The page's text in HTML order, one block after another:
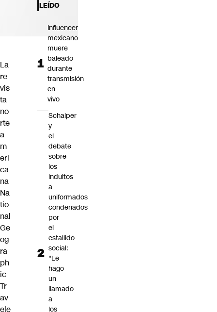
La
re
vis
ta
no
rte
a
m
eri
ca
na
Na
tio
nal
Ge
og
ra
ph
ic
Tr
av
ele
LEÍDO
Influencer
mexicano
muere
baleado
durante
transmisión
en
vivo
Schalper
y
el
debate
sobre
los
indultos
a
uniformados
condenados
por
el
estallido
social:
"Le
hago
un
llamado
a
los